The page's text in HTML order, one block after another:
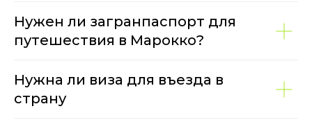
Нужен ли загранпаспорт для
путешествия в Марокко?
Нужна ли виза для въезда в
страну